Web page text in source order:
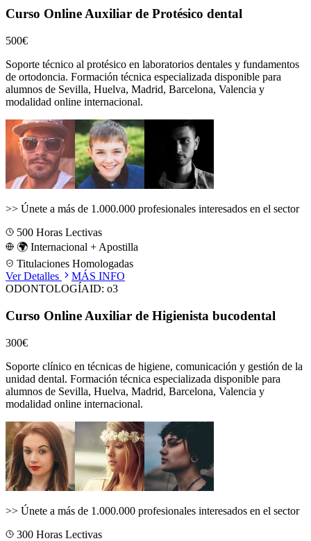
Curso Online Auxiliar de Protésico dental
500€
Soporte técnico al protésico en laboratorios dentales y fundamentos
de ortodoncia. Formación técnica especializada disponible para
alumnos de Sevilla, Huelva, Madrid, Barcelona, Valencia y
modalidad online internacional.
>> Únete a más de 1.000.000 profesionales interesados en el sector
500 Horas Lectivas
🌍 Internacional + Apostilla
Titulaciones Homologadas
Ver Detalles
MÁS INFO
ODONTOLOGÍAID: o3
Curso Online Auxiliar de Higienista bucodental
300€
Soporte clínico en técnicas de higiene, comunicación y gestión de la
unidad dental. Formación técnica especializada disponible para
alumnos de Sevilla, Huelva, Madrid, Barcelona, Valencia y
modalidad online internacional.
>> Únete a más de 1.000.000 profesionales interesados en el sector
300 Horas Lectivas